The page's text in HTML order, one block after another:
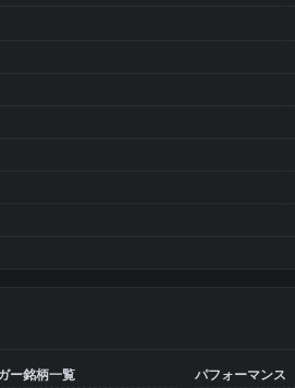
ー銘柄一覧 パフォーマンス